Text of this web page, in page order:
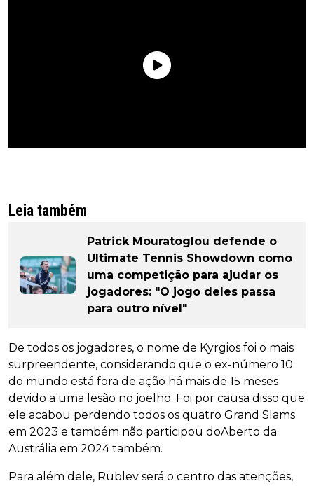
Leia também
Patrick Mouratoglou defende o
Ultimate Tennis Showdown como
uma competição para ajudar os
jogadores: "O jogo deles passa
para outro nível"
De todos os jogadores, o nome de Kyrgios foi o mais
surpreendente, considerando que o ex-número 10
do mundo está fora de ação há mais de 15 meses
devido a uma lesão no joelho. Foi por causa disso que
ele acabou perdendo todos os quatro Grand Slams
em 2023 e também não participou doAberto da
Austrália em 2024 também.
Para além dele, Rublev será o centro das atenções,